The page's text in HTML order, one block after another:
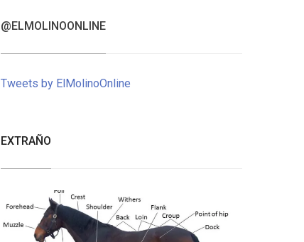
@ELMOLINOONLINE
Tweets by ElMolinoOnline
EXTRAÑO